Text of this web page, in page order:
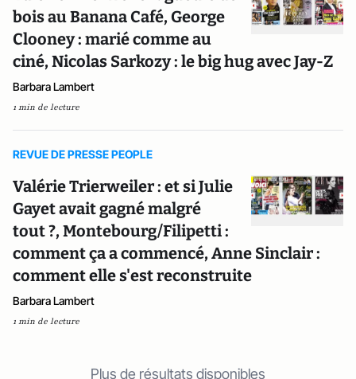
bois au Banana Café, George
Clooney : marié comme au
ciné, Nicolas Sarkozy : le big hug avec Jay-Z
Barbara Lambert
1 min de lecture
REVUE DE PRESSE PEOPLE
Valérie Trierweiler : et si Julie
Gayet avait gagné malgré
tout ?, Montebourg/Filipetti :
comment ça a commencé, Anne Sinclair :
comment elle s'est reconstruite
Barbara Lambert
1 min de lecture
Plus de résultats disponibles